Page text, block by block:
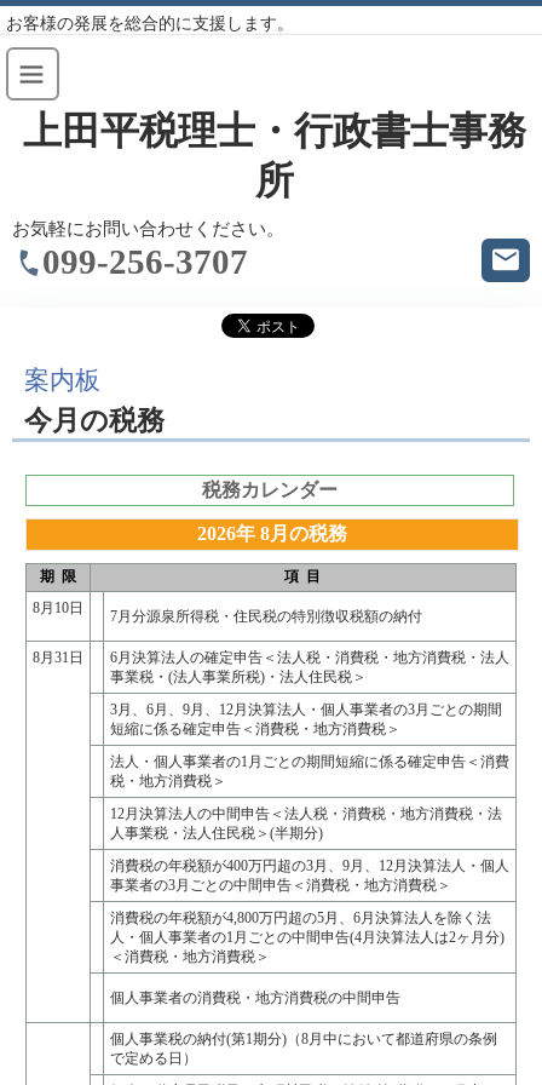
お客様の発展を総合的に支援します。
上田平税理士・行政書士事務
所
お気軽にお問い合わせください。
099-256-3707
案内板
今月の税務
税務カレンダー
2026年 8月の税務
期 限
項 目
8月10日
7月分源泉所得税・住民税の特別徴収税額の納付
8月31日
6月決算法人の確定申告＜法人税・消費税・地方消費税・法人
事業税・(法人事業所税)・法人住民税＞
3月、6月、9月、12月決算法人・個人事業者の3月ごとの期間
短縮に係る確定申告＜消費税・地方消費税＞
法人・個人事業者の1月ごとの期間短縮に係る確定申告＜消費
税・地方消費税＞
12月決算法人の中間申告＜法人税・消費税・地方消費税・法
人事業税・法人住民税＞(半期分)
消費税の年税額が400万円超の3月、9月、12月決算法人・個人
事業者の3月ごとの中間申告＜消費税・地方消費税＞
消費税の年税額が4,800万円超の5月、6月決算法人を除く法
人・個人事業者の1月ごとの中間申告(4月決算法人は2ヶ月分)
＜消費税・地方消費税＞
個人事業者の消費税・地方消費税の中間申告
個人事業税の納付(第1期分)（8月中において都道府県の条例
で定める日）